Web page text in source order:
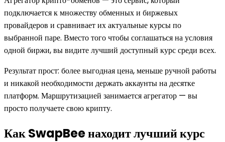
подключается к множеству обменных и биржевых
провайдеров и сравнивает их актуальные курсы по
выбранной паре. Вместо того чтобы соглашаться на условия
одной биржи, вы видите лучший доступный курс среди всех.
Результат прост: более выгодная цена, меньше ручной работы
и никакой необходимости держать аккаунты на десятке
платформ. Маршрутизацией занимается агрегатор — вы
просто получаете свою крипту.
Как SwapBee находит лучший курс